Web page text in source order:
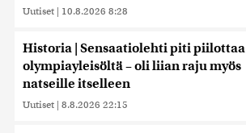
Uutiset | 10.8.2026 8:28
Historia | Sensaatiolehti piti piilottaa
olympiayleisöltä – oli liian raju myös
natseille itselleen
Uutiset | 8.8.2026 22:15